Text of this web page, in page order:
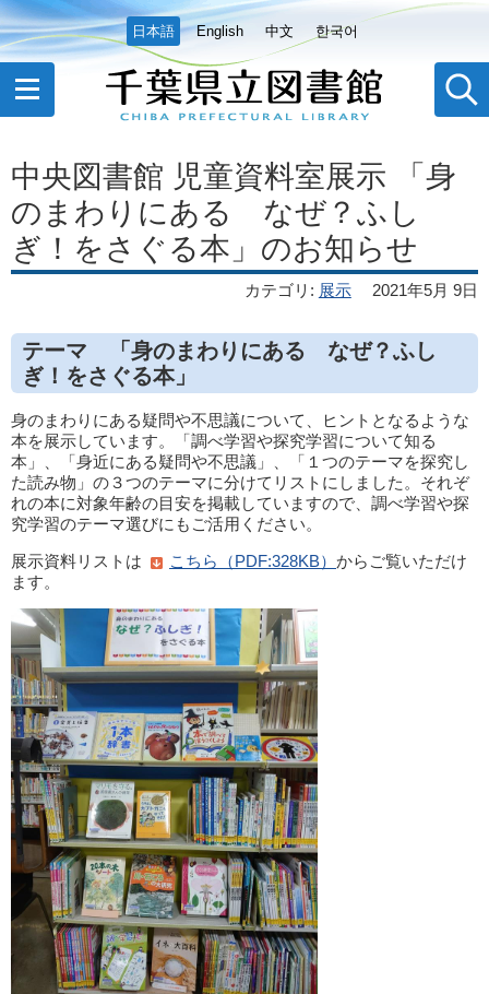
日本語 English 中文 한국어
中央図書館 児童資料室展示 「身
のまわりにある なぜ？ふし
ぎ！をさぐる本」のお知らせ
カテゴリ : 展示 2021年5月 9日
テーマ 「身のまわりにある なぜ？ふし
ぎ！をさぐる本」
身のまわりにある疑問や不思議について、ヒントとなるような
本を展示しています。「調べ学習や探究学習について知る
本」、「身近にある疑問や不思議」、「１つのテーマを探究し
た読み物」の３つのテーマに分けてリストにしました。それぞ
れの本に対象年齢の目安を掲載していますので、調べ学習や探
究学習のテーマ選びにもご活用ください。
展示資料リストは
こちら（PDF:328KB） からご覧いただけ
ます。